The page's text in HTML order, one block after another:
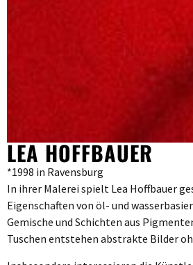
LEA HOFFBAUER
*1998 in Ravensburg
In ihrer Malerei spielt Lea Hoffbauer
Eigenschaften von öl- und
Gemische und Schichten aus
Tuschen entstehen abstrakte Bilder